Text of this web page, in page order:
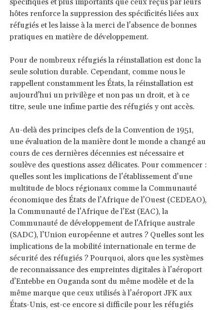
hôtes renforce la suppression des spécificités liées aux
réfugiés et les laisse à la merci de l’absence de bonnes
pratiques en matière de développement.
Pour de nombreux réfugiés la réinstallation est donc la
seule solution durable. Cependant, comme nous le
rappellent constamment les États, la réinstallation est
aujourd’hui un privilège et non pas un droit, et à ce
titre, seule une infime partie des réfugiés y ont accès.
Au-delà des principes clefs de la Convention de 1951,
une évaluation de la manière dont le monde a changé au
cours de ces dernières décennies est nécessaire et
soulève des questions assez délicates. Pour commencer :
quelles sont les implications de l’établissement d’une
multitude de blocs régionaux comme la Communauté
économique des États de l’Afrique de l’Ouest (CEDEAO),
la Communauté de l’Afrique de l’Est (EAC), la
Communauté de développement de l'Afrique australe
(SADC), l’Union européenne et autres ? Quelles sont les
implications de la mobilité internationale en terme de
sécurité des réfugiés ? Pourquoi, alors que les systèmes
de reconnaissance des empreintes digitales à l’aéroport
d’Entebbe en Ouganda sont du même modèle et de la
même marque que ceux utilisés à l’aéroport JFK aux
États-Unis, est-ce encore si difficile pour les réfugiés